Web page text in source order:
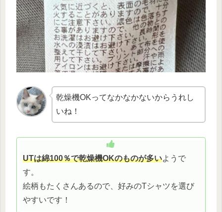
乾燥機OKってなかなかないからうれし
いね！
UTは綿100％で乾燥機OKのものが多いようで
す。
絵柄もたくさんあるので、好みのTシャツを選び
やすいです！